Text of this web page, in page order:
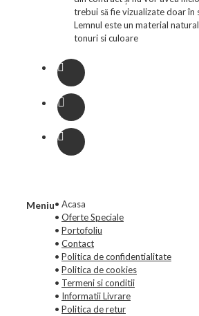
trebui să fie vizualizate doar în
Lemnul este un material
tonuri si culoare
Meniu• Acasa
• Oferte Speciale
• Portofoliu
• Contact
• Politica de confidentialitate
• Politica de cookies
• Termeni si conditii
• Informatii Livrare
• Politica de retur